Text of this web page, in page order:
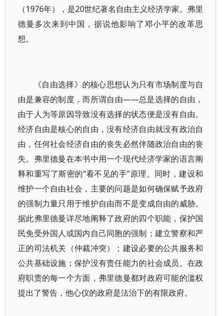
（1976年），是20世纪著名自由主义经济学家。弗里
德曼多次来到中国，据说他影响了邓小平的改革思
想。
《自由选择》的核心思想认为只有市场制度与自
由是兼容的制度，而所谓自由——总是选择的自由，
由于人为等原因导致没有选择的状态便是没有自由。
经济自由是核心的自由，没有经济自由就没有政治自
由，任何社会经济自由的丧失必然伴随政治自由的丧
失。弗里德曼在本书中用一个现代经济学家的语言阐
释和重写了斯密的“看不见的手”原理。同时，建设和
维护一个自由社会，主要的问题是如何确保赋予政府
的强制力量只用于维护自由而不是变成自由的威胁。
据此弗里德曼详尽地阐释了政府的四个职能，保护国
民免受外国人或国内自己同胞的强制；建立警察和严
正的司法机关（仲裁冲突）；建设必要的公共服务和
公共基础设施；保护没有责任能力的社会成员。在政
府职责的每一个方面，弗里德曼都对政府可能的滥权
提出了警告，他心仪的政府是法治下的有限政府。